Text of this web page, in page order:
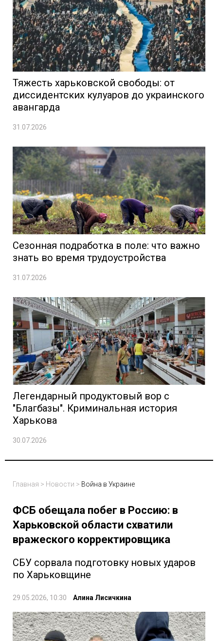
Тяжесть харьковской свободы: от
диссидентских кулуаров до украинского
авангарда
31.07.2026
Сезонная подработка в поле: что важно
знать во время трудоустройства
31.07.2026
Легендарный продуктовый вор с
"Благбазы". Криминальная история
Харькова
30.07.2026
Главная > Новости > Война в Украине
ФСБ обещала побег в Россию: в
Харьковской области схватили
вражеского корректировщика
СБУ сорвала подготовку новых ударов
по Харьковщине
29.05.2026, 10:30 Алина Лисичкина